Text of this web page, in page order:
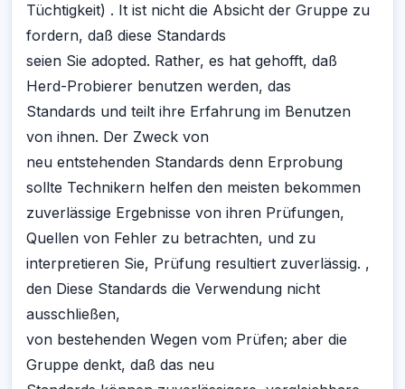
Tüchtigkeit) . It ist nicht die Absicht der Gruppe zu
fordern, daß diese Standards
seien Sie adopted. Rather, es hat gehofft, daß
Herd-Probierer benutzen werden, das
Standards und teilt ihre Erfahrung im Benutzen
von ihnen. Der Zweck von
neu entstehenden Standards denn Erprobung
sollte Technikern helfen den meisten bekommen
zuverlässige Ergebnisse von ihren Prüfungen,
Quellen von Fehler zu betrachten, und zu
interpretieren Sie, Prüfung resultiert zuverlässig. ,
den Diese Standards die Verwendung nicht
ausschließen,
von bestehenden Wegen vom Prüfen; aber die
Gruppe denkt, daß das neu